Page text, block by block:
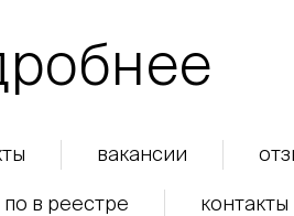
вакансии
в реестре контакты